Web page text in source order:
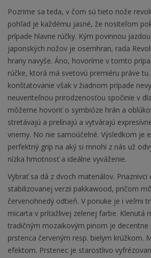
Pozrime sa teda, v čom sú tieto nože
pohľad je každému jasné, že nositeľom
prípade hlavne rúčky. Kým povinnou
japonských nožov je osemhran, rada
hrany navyše. Áno, hovoríme v tomto
rúčke, ktorá má svetovú premiéru práve
konštatovanie však v žiadnom prípade
neuveriteľnou prirodzenosťou spočinie v
môžeme hovoriť o symbióze hrán a
stretávajú a prelínajú a vytvárajú
vnemy. No nie samoúčelné. Výsledkom je
perfektný grip na aký si mnohí z nás už
nízka hmotnosť a ideálne vyváženie.
Vybrať sa dá z dvoch materiálov.
stabilizovanej verzii pakkawood, pričom
červenohnedý odtieň. V ponuke je i veľmi
micarta v príťažlivej zelenej farbe. Klenutá
tradičným mozaikovým pinom je decentne
prstenca červeným resp. bielym krúžkom.
efektom. Prstenec je starostlivo